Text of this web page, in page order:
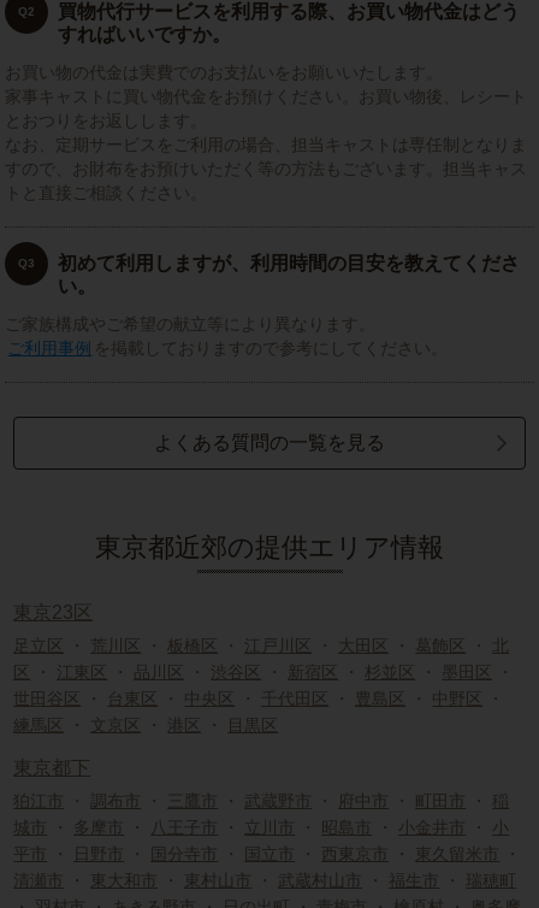
Q2
買物代行サービスを利用する際、お買い物代金はどう
すればいいですか。
お買い物の代金は実費でのお支払いをお願いいたします。
家事キャストに買い物代金をお預けください。お買い物後、レシート
とおつりをお返しします。
なお、定期サービスをご利用の場合、担当キャストは専任制となりま
すので、お財布をお預けいただく等の方法もございます。担当キャス
トと直接ご相談ください。
Q3
初めて利用しますが、利用時間の目安を教えてくださ
い。
ご家族構成やご希望の献立等により異なります。
ご利用事例 を掲載しておりますので参考にしてください。
よくある質問の一覧を見る
東京都近郊の提供エリア情報
東京23区
足立区 ・ 荒川区 ・板橋区 ・ 江戸川区 ・ 大田区 ・ 葛飾区 ・
北
区
・ 江東区 ・ 品川区 ・ 渋谷区 ・ 新宿区 ・杉並区 ・ 墨田区
・
世田谷区
・ 台東区 ・ 中央区 ・ 千代田区 ・ 豊島区 ・ 中野区
・
練馬区
・ 文京区 ・ 港区 ・ 目黒区
東京都下
狛江市 ・ 調布市 ・ 三鷹市 ・ 武蔵野市 ・ 府中市 ・ 町田市 ・ 稲
城市
・ 多摩市 ・ 八王子市 ・ 立川市 ・ 昭島市 ・ 小金井市 ・ 小
平市
・ 日野市 ・ 国分寺市 ・ 国立市 ・ 西東京市 ・ 東久留米市
・
清瀬市
・ 東大和市 ・ 東村山市 ・ 武蔵村山市 ・ 福生市 ・
瑞穂町